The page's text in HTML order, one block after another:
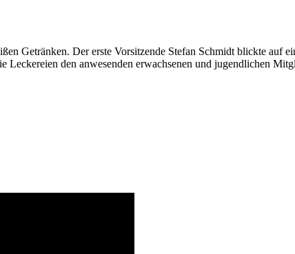
Getränken. Der erste Vorsitzende Stefan Schmidt blickte auf
den anwesenden erwachsenen und jugendlichen